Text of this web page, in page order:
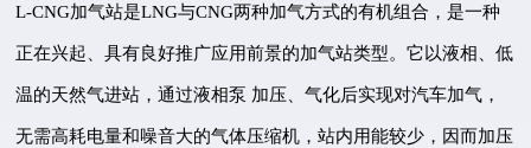
L-CNG加气站是LNG与CNG两种加气方式的有机组合，是一种
正在兴起、具有良好推广应用前景的加气站类型。它以液相、低
温的天然气进站，通过液相泵 加压、气化后实现对汽车加气，
无需高耗电量和噪音大的气体压缩机，站内用能较少，因而加压